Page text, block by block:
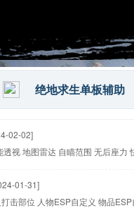
绝地求生单板辅助
02-02]
视 地图雷达 自瞄范围 无后座力
01-31]
击部位 人物ESP自定义 物品